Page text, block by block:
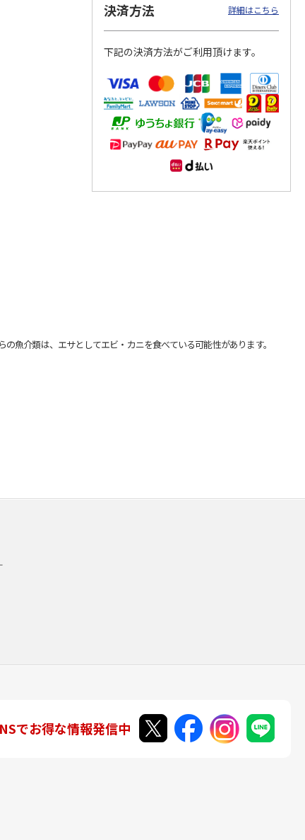
1,485円
(送料別・税込)
4,510円
(送料別・税込)
決済方法 詳細はこちら
下記の決済方法がご利用頂けます。
魚介類は、エサとしてエビ・カニを食べている可能性があります。
でお得な情報発信中